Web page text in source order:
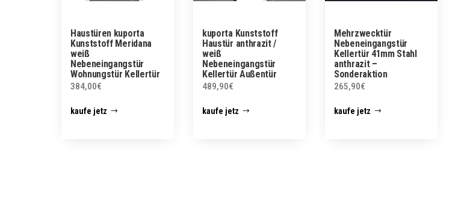
Haustüren kuporta
Kunststoff Meridana
weiß
Nebeneingangstür
Wohnungstür Kellertür
384,00€
kaufe jetz
kuporta Kunststoff
Haustür anthrazit /
weiß
Nebeneingangstür
Kellertür Außentür
489,90€
kaufe jetz
Mehrzwecktür
Nebeneingangstür
Kellertür 41mm Stahl
anthrazit –
Sonderaktion
265,90€
kaufe jetz